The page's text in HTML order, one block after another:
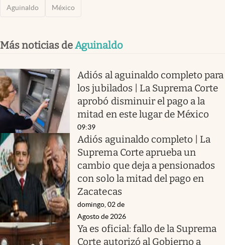
Aguinaldo México
Más noticias deAguinaldo
Adiós al aguinaldo completo para
los jubilados | La Suprema Corte
aprobó disminuir el pago a la
mitad en este lugar de México
09:39
Adiós aguinaldo completo | La
Suprema Corte aprueba un
cambio que deja a pensionados
con solo la mitad del pago en
Zacatecas
domingo, 02 de
Agosto de 2026
Ya es oficial: fallo de la Suprema
Corte autorizó al Gobierno a